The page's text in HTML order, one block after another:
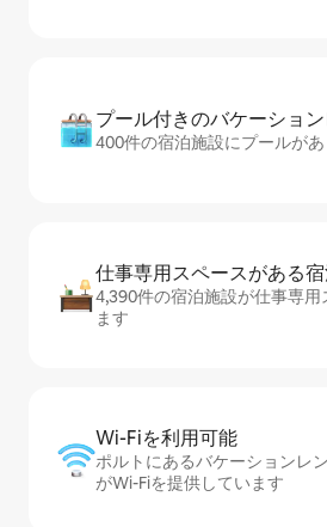
プール付きのバ⁠ケ⁠ー⁠シ⁠ョ⁠
400件の宿泊施設にプールが
仕事専用ス⁠ペ⁠ー⁠スがあ⁠る
4,390件の宿泊施設が仕事専
ます
Wi-Fiを利⁠用⁠可⁠能
ポルトにあるバケーションレ
がWi-Fiを提供しています